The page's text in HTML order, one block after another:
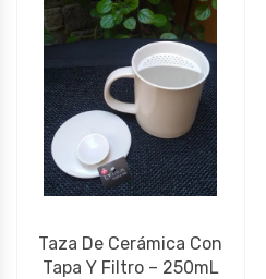
Taza De Cerámica Con
Tapa Y Filtro – 250mL